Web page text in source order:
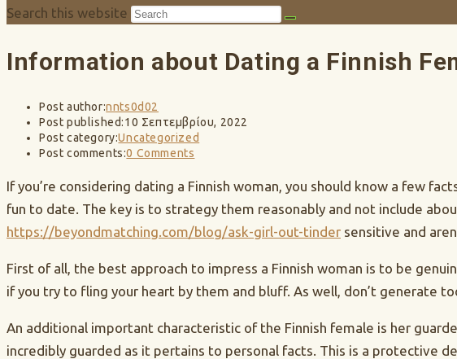
Search this website
Information about Dating a Finnish
Post author:nnts0d02
Post published:10 Σεπτεμβρίου, 2022
Post category:Uncategorized
Post comments:0 Comments
If you’re considering dating a Finnish woman, you should know a few
fun to date. The key is to strategy them reasonably and not include
https://beyondmatching.com/blog/ask-girl-out-tinder sensitive and
First of all, the best approach to impress a Finnish woman is to be
if you try to fling your heart by them and bluff. As well, don’t generate
An additional important characteristic of the Finnish female is her
incredibly guarded as it pertains to personal facts. This is a protective